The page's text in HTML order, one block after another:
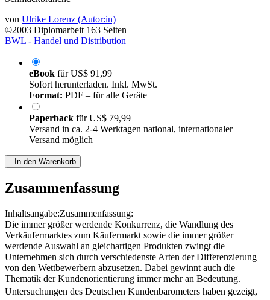
von Ulrike Lorenz (Autor:in)
©2003 Diplomarbeit 163 Seiten
BWL - Handel und Distribution
eBook fürUS$ 91,99
Sofort herunterladen. Inkl. MwSt.
Format: PDF – für alle Geräte
Paperback fürUS$ 79,99
Versand in ca. 2-4 Werktagen national, internationaler
Versand möglich
In den Warenkorb
Zusammenfassung
Inhaltsangabe:Zusammenfassung:
Die immer größer werdende Konkurrenz, die Wandlung des
Verkäufermarktes zum Käufermarkt sowie die immer größer
werdende Auswahl an gleichartigen Produkten zwingt die
Unternehmen sich durch verschiedenste Arten der Differenzierung
von den Wettbewerbern abzusetzen. Dabei gewinnt auch die
Thematik der Kundenorientierung immer mehr an Bedeutung.
Untersuchungen des Deutschen Kundenbarometers haben gezeigt,